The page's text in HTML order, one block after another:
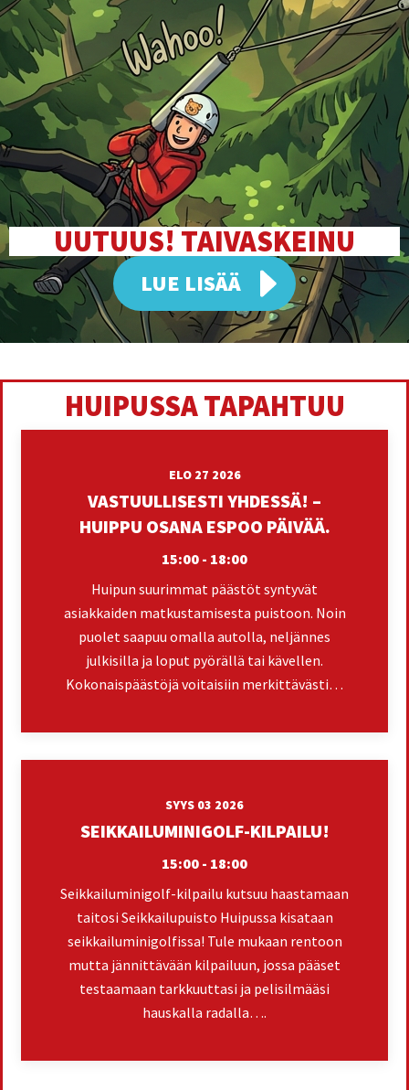
UUTUUS! TAIVASKEINU
LUE LISÄÄ
HUIPUSSA TAPAHTUU
ELO 27 2026
VASTUULLISESTI YHDESSÄ! –
HUIPPU OSANA ESPOO PÄIVÄÄ.
15:00 - 18:00
Huipun suurimmat päästöt syntyvät
asiakkaiden matkustamisesta puistoon. Noin
puolet saapuu omalla autolla, neljännes
julkisilla ja loput pyörällä tai kävellen.
Kokonaispäästöjä voitaisiin merkittävästi…
SYYS 03 2026
SEIKKAILUMINIGOLF-KILPAILU!
15:00 - 18:00
Seikkailuminigolf-kilpailu kutsuu haastamaan
taitosi Seikkailupuisto Huipussa kisataan
seikkailuminigolfissa! Tule mukaan rentoon
mutta jännittävään kilpailuun, jossa pääset
testaamaan tarkkuuttasi ja pelisilmääsi
hauskalla radalla….